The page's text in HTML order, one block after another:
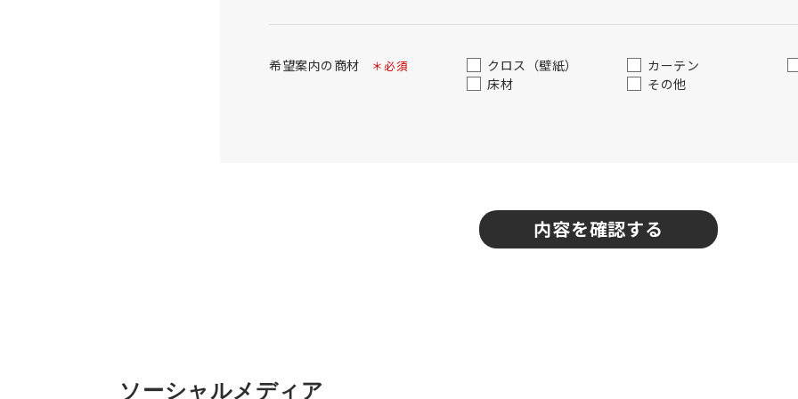
希望案内の商材 ＊必須 クロス（壁紙）
カーテン
床材
その他
内容を確認する
ソーシャルメディア